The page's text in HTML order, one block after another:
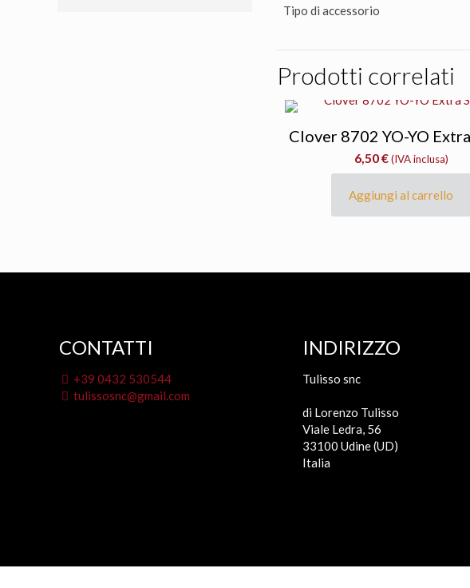
Tipo di accessorio
Prodotti correlati
Clover 8702 YO-YO
6,50€(IVA inclusa)
Aggiungi al carrello
CONTATTI
+39 0432 530544
tulissosnc@gmail.com
INDIRIZZO
Tulisso snc
di Lorenzo Tulisso
Viale Ledra, 56
33100 Udine (UD)
Italia